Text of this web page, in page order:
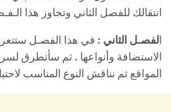
انتقالك للفصل الثاني وتجاوز هذا
الفصـل الثاني : في هذا الفصـل
الاستضافة وأنواعها . ثم سأتطرق
المواقع ثم نناقش النوع المناسب